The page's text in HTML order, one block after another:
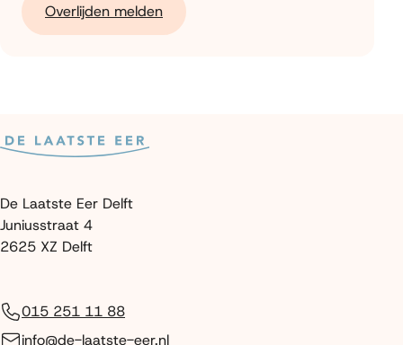
Overlijden melden
De Laatste Eer Delft
Juniusstraat 4
2625 XZ Delft
015 251 11 88
info@de-laatste-eer.nl